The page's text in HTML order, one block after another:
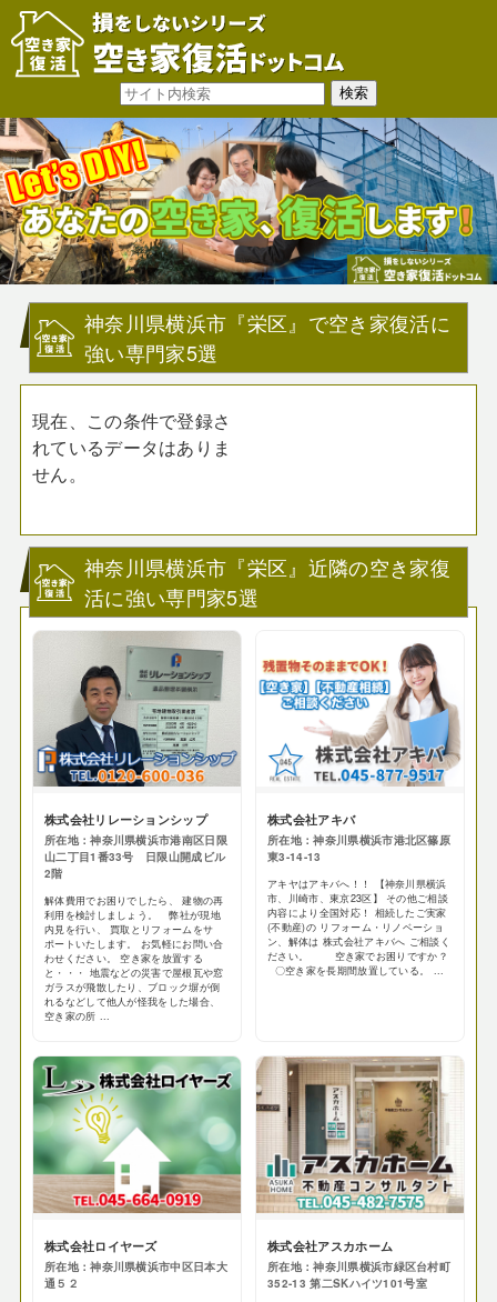
神奈川県横浜市『栄区』で空き家復活に
強い専門家5選
現在、この条件で登録さ
れているデータはありま
せん。
神奈川県横浜市『栄区』近隣の空き家復
活に強い専門家5選
株式会社リレーションシップ
所在地：神奈川県横浜市港南区日限
山二丁目1番33号 日限山開成ビル
2階
解体費用でお困りでしたら、 建物の再
利用を検討しましょう。 弊社が現地
内見を行い、 買取とリフォームをサ
ポートいたします。 お気軽にお問い合
わせください。 空き家を放置する
と・・・ 地震などの災害で屋根瓦や窓
ガラスが飛散したり、ブロック塀が倒
れるなどして他人が怪我をした場合、
空き家の所 ...
株式会社アキバ
所在地：神奈川県横浜市港北区篠原
東3-14-13
アキヤはアキバへ！！ 【神奈川県横浜
市、川崎市、東京23区】 その他ご相談
内容により全国対応！ 相続したご実家
(不動産)の リフォーム・リノベーショ
ン、解体は 株式会社アキバへ ご相談く
ださい。 空き家でお困りですか？
〇空き家を長期間放置している。 ...
株式会社ロイヤーズ
所在地：神奈川県横浜市中区日本大
通５２
株式会社アスカホーム
所在地：神奈川県横浜市緑区台村町
352-13 第二SKハイツ101号室